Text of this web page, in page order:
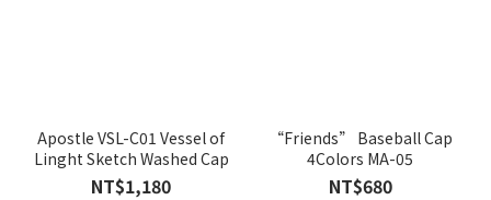
Apostle VSL-C01 Vessel of
Linght Sketch Washed Cap
NT$1,180
“Friends” Baseball Cap
4Colors MA-05
NT$680